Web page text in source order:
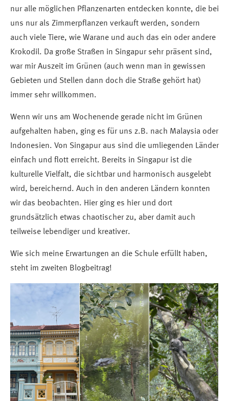
nur alle möglichen Pflanzenarten entdecken konnte, die bei
uns nur als Zimmerpflanzen verkauft werden, sondern
auch viele Tiere, wie Warane und auch das ein oder andere
Krokodil. Da große Straßen in Singapur sehr präsent sind,
war mir Auszeit im Grünen (auch wenn man in gewissen
Gebieten und Stellen dann doch die Straße gehört hat)
immer sehr willkommen.
Wenn wir uns am Wochenende gerade nicht im Grünen
aufgehalten haben, ging es für uns z.B. nach Malaysia oder
Indonesien. Von Singapur aus sind die umliegenden Länder
einfach und flott erreicht. Bereits in Singapur ist die
kulturelle Vielfalt, die sichtbar und harmonisch ausgelebt
wird, bereichernd. Auch in den anderen Ländern konnten
wir das beobachten. Hier ging es hier und dort
grundsätzlich etwas chaotischer zu, aber damit auch
teilweise lebendiger und kreativer.
Wie sich meine Erwartungen an die Schule erfüllt haben,
steht im zweiten Blogbeitrag!